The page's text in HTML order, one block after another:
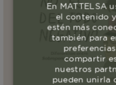
En MATTELSA
el contenido
estén más
también para
compartir
nuestros
pueden unirla